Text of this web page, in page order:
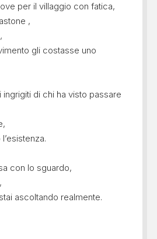
per il villaggio con fatica,
,
gli costasse uno
ingrigiti di chi ha visto passare
con lo sguardo,
ascoltando realmente.